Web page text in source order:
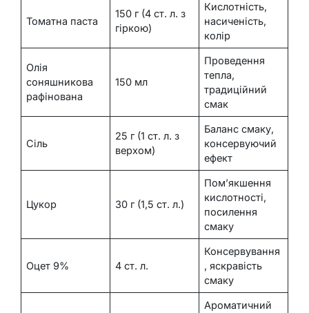
Томатна паста
150 г (4 ст. л. з
гіркою)
Кислотність,
насиченість,
колір
Олія
соняшникова
рафінована
150 мл
Проведення
тепла,
традиційний
смак
Сіль
25 г (1 ст. л. з
верхом)
Баланс смаку,
консервуючий
ефект
Цукор 30 г (1,5 ст. л.)
Пом’якшення
кислотності,
посилення
смаку
Оцет 9% 4 ст. л.
Консервування
, яскравість
смаку
Ароматичний